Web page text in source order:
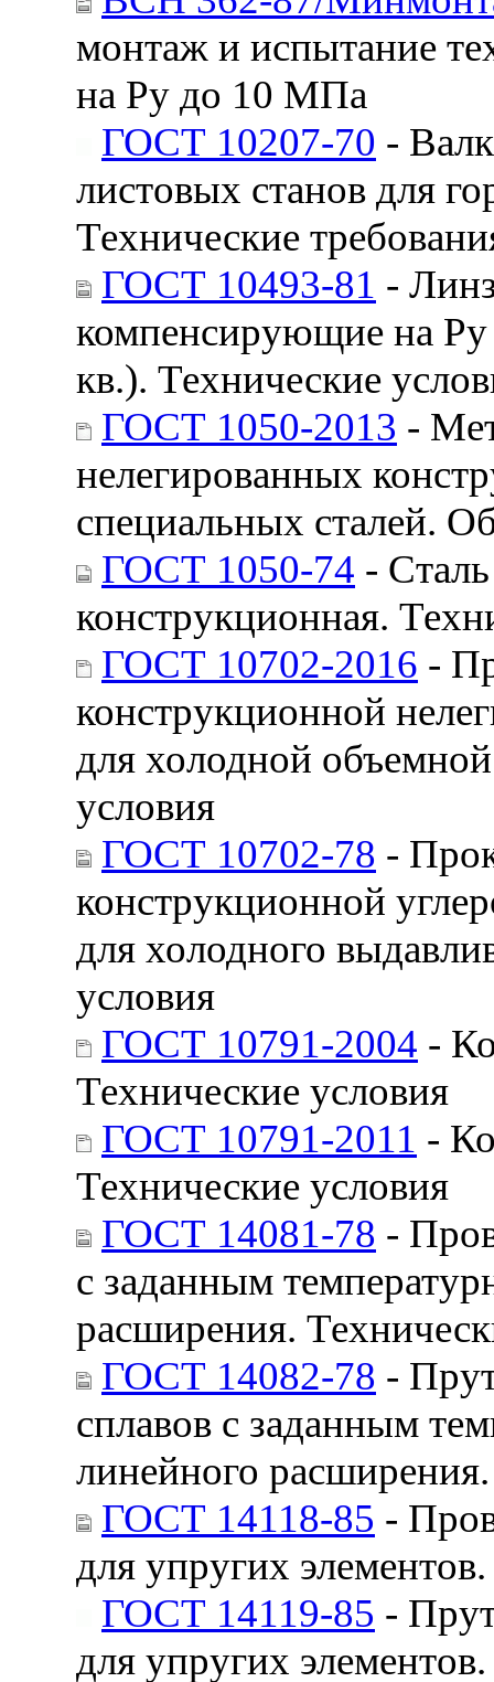
монтаж и испытание
на Ру до 10 МПа
ГОСТ 10207-70 -
листовых станов для
Технические
ГОСТ 10493-81 -
компенсирующие на
кв.). Технические
ГОСТ 1050-2013 -
нелегированных
специальных сталей.
ГОСТ 1050-74 -
конструкционная.
ГОСТ 10702-2016 -
конструкционной
для холодной
условия
ГОСТ 10702-78 -
конструкционной
для холодного
условия
ГОСТ 10791-2004 -
Технические условия
ГОСТ 10791-2011 -
Технические условия
ГОСТ 14081-78 -
с заданным
расширения.
ГОСТ 14082-78 -
сплавов с заданным
линейного
ГОСТ 14118-85 -
для упругих
ГОСТ 14119-85 -
для упругих